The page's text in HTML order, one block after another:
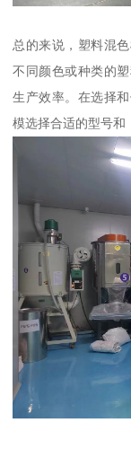
总的来说，塑料混
不同颜色或种类的
生产效率。在选择
模选择合适的型号和